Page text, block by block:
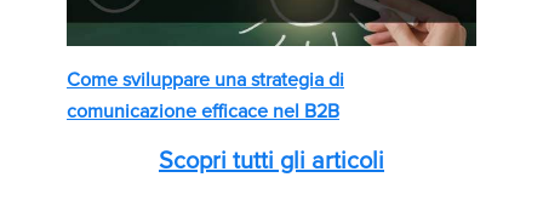
Come sviluppare una strategia di
comunicazione efficace nel B2B
Scopri tutti gli articoli